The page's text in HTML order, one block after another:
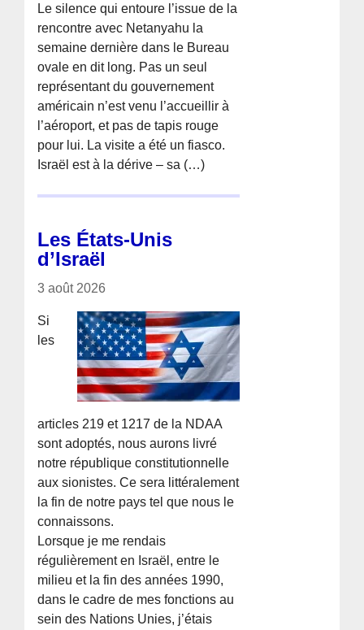
Le silence qui entoure l’issue de la
rencontre avec Netanyahu la
semaine dernière dans le Bureau
ovale en dit long. Pas un seul
représentant du gouvernement
américain n’est venu l’accueillir à
l’aéroport, et pas de tapis rouge
pour lui. La visite a été un fiasco.
Israël est à la dérive – sa (…)
Les États-Unis
d’Israël
3 août 2026
Si
les
articles 219 et 1217 de la NDAA
sont adoptés, nous aurons livré
notre république constitutionnelle
aux sionistes. Ce sera littéralement
la fin de notre pays tel que nous le
connaissons.
Lorsque je me rendais
régulièrement en Israël, entre le
milieu et la fin des années 1990,
dans le cadre de mes fonctions au
sein des Nations Unies, j’étais